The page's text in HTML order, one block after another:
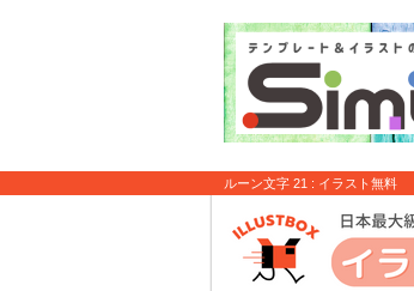
ルーン文字 21 : イラスト無料